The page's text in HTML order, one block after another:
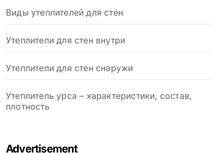
Виды утеплителей для стен
Утеплители для стен внутри
Утеплители для стен снаружи
Утеплитель урса – характеристики, состав,
плотность
Advertisement